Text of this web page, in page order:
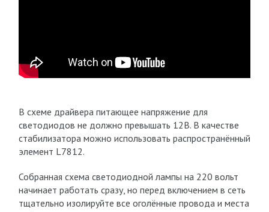
В схеме драйвера питающее напряжение для
светодиодов не должно превышать 12В. В качестве
стабилизатора можно использовать распространённый
элемент L7812.
Собранная схема светодиодной лампы на 220 вольт
начинает работать сразу, но перед включением в сеть
тщательно изолируйте все оголённые провода и места